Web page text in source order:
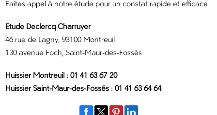
Faites appel à notre étude pour un constat rapide et efficace.
Etude Declercq Charruyer
46 rue de Lagny, 93100 Montreuil
130 avenue Foch, Saint-Maur-des-Fossés
Huissier Montreuil : 01 41 63 67 20
Huissier Saint-Maur-des-Fossés : 01 41 63 64 64